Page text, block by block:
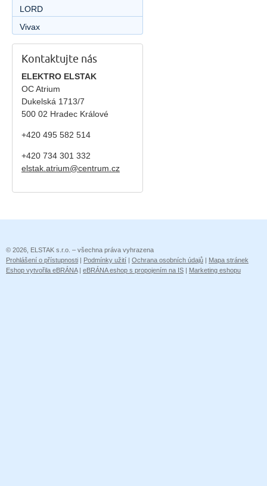
LORD
Vivax
Kontaktujte nás
ELEKTRO ELSTAK
OC Atrium
Dukelská 1713/7
500 02 Hradec Králové
+420 495 582 514
+420 734 301 332
elstak.atrium@centrum.cz
© 2026, ELSTAK s.r.o. – všechna práva vyhrazena
Prohlášení o přístupnosti | Podmínky užití | Ochrana osobních údajů | Mapa stránek
Eshop vytvořila eBRÁNA| eBRÁNA eshop s propojením na IS | Marketing eshopu